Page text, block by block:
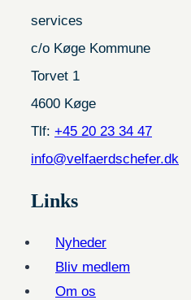
services
c/o Køge Kommune
Torvet 1
4600 Køge
Tlf: +45 20 23 34 47
info@velfaerdschefer.dk
Links
Nyheder
Bliv medlem
Om os